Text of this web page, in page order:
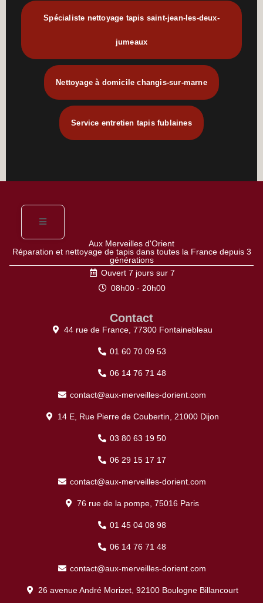
Spécialiste nettoyage tapis saint-jean-les-deux-
jumeaux
Nettoyage à domicile changis-sur-marne
Service entretien tapis fublaines
Aux Merveilles d'Orient
Réparation et nettoyage de tapis dans toutes la France depuis 3
générations
Ouvert 7 jours sur 7
08h00 - 20h00
Contact
44 rue de France, 77300 Fontainebleau
01 60 70 09 53
06 14 76 71 48
contact@aux-merveilles-dorient.com
14 E, Rue Pierre de Coubertin, 21000 Dijon
03 80 63 19 50
06 29 15 17 17
contact@aux-merveilles-dorient.com
76 rue de la pompe, 75016 Paris
01 45 04 08 98
06 14 76 71 48
contact@aux-merveilles-dorient.com
26 avenue André Morizet, 92100 Boulogne Billancourt